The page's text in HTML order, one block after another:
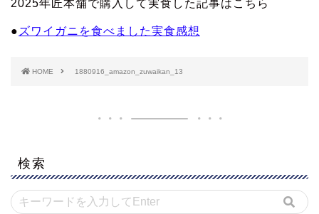
2025年匠本舗で購入して実食した記事はこちら
● ズワイガニを食べました実食感想
HOME 1880916_amazon_zuwaikan_13
検索